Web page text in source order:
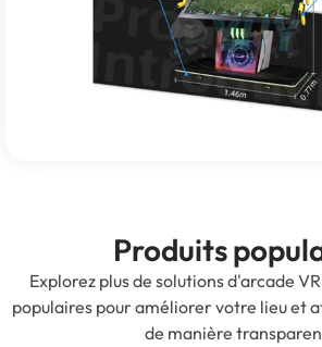
Produits
Explorez plus de solutions d'arcade
populaires pour améliorer votre lieu et
de manière